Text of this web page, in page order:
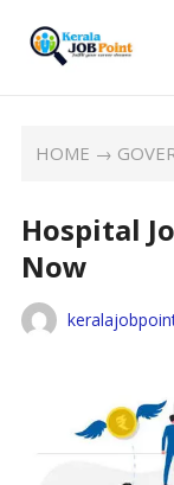
HOME →
Hospital
Now